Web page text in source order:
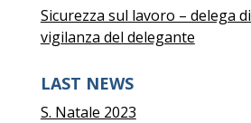
Sicurezza sul lavoro – delega
vigilanza del delegante
LAST NEWS
S. Natale 2023